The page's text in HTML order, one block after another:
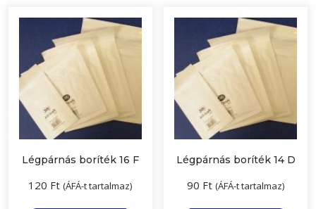
Légpárnás boríték 16 F
120 Ft (ÁFÁ-t tartalmaz)
Légpárnás boríték 14 D
90 Ft (ÁFÁ-t tartalmaz)